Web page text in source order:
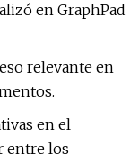
en GraphPad
relevante en
en el
entre los